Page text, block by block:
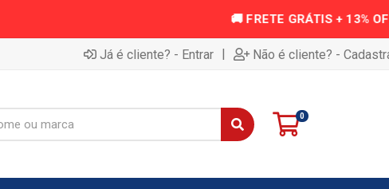
Já é cliente? - Entrar | Não é cliente? -
0